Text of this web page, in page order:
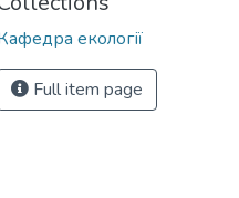
екології
Full item page